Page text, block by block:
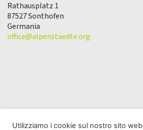
Rathausplatz 1
87527 Sonthofen
Germania
office@alpenstaedte.org
Utilizziamo i cookie sul nostro sito